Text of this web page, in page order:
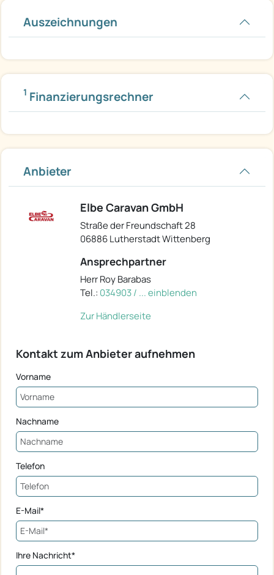
Auszeichnungen
1 Finanzierungsrechner
Anbieter
Elbe Caravan GmbH
Straße der Freundschaft 28
06886 Lutherstadt Wittenberg
Ansprechpartner
Herr Roy Barabas
Tel.: 034903 / ... einblenden
Zur Händlerseite
Kontakt zum Anbieter aufnehmen
Vorname
Nachname
Telefon
E-Mail*
Ihre Nachricht*